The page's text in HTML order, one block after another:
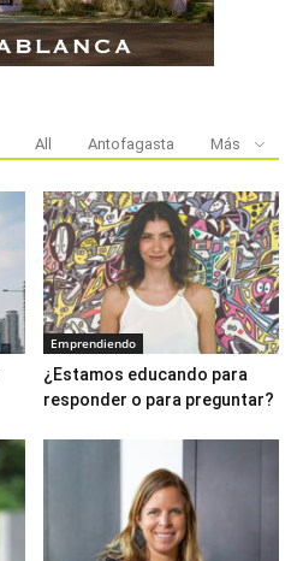
All Antofagasta Más
Emprendiendo
¿Estamos educando para
responder o para preguntar?